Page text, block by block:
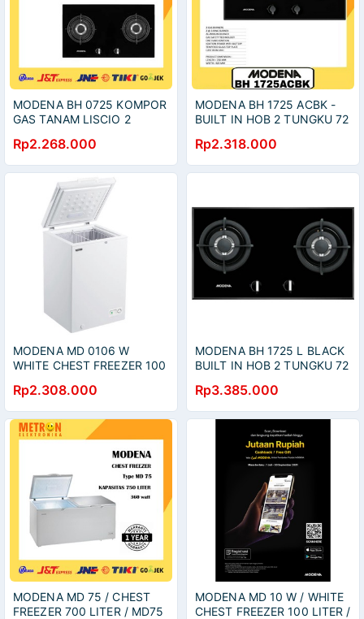
MODENA BH 0725 KOMPOR
GAS TANAM LISCIO 2
Rp2.268.000
MODENA BH 1725 ACBK -
BUILT IN HOB 2 TUNGKU 72
Rp2.318.000
MODENA MD 0106 W
WHITE CHEST FREEZER 100
Rp2.308.000
MODENA BH 1725 L BLACK
BUILT IN HOB 2 TUNGKU 72
Rp3.385.000
MODENA MD 75 / CHEST
FREEZER 700 LITER / MD75
MODENA MD 10 W / WHITE
CHEST FREEZER 100 LITER /